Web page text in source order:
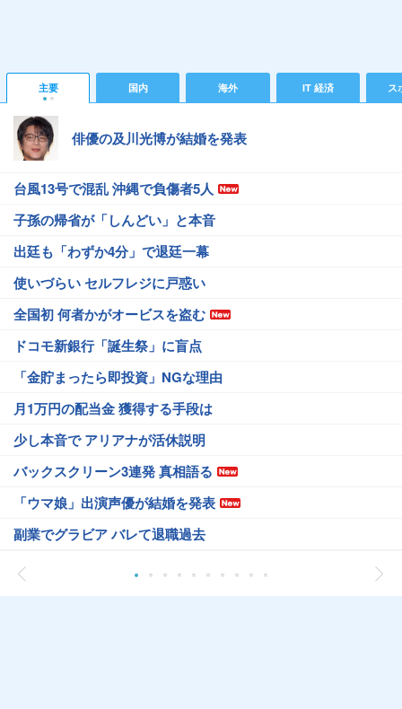
主要 国内 海外 IT 経済 ス
俳優の及川光博が結婚を発表
台風13号で混乱 沖縄で負傷者5人
子孫の帰省が「しんどい」と本音
出廷も「わずか4分」で退廷一幕
使いづらい セルフレジに戸惑い
全国初 何者かがオービスを盗む
ドコモ新銀行「誕生祭」に盲点
「金貯まったら即投資」NGな理由
月1万円の配当金 獲得する手段は
少し本音で アリアナが活休説明
バックスクリーン3連発 真相語る
「ウマ娘」出演声優が結婚を発表
副業でグラビア バレて退職過去